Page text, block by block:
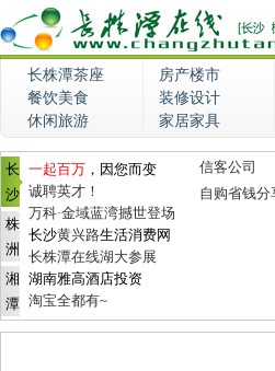
长株潭茶座 房产楼市
餐饮美食
装修设计
休闲旅游
家居家具
长
沙
株
洲
湘
潭
一起百万 ，因您而变
诚聘英才！
万科·金域蓝湾撼世登场
长沙黄兴路生活消费网
长株潭在线湖大参展
湖南雅高酒店投资
淘宝全都有~
信客公司
自购省钱分